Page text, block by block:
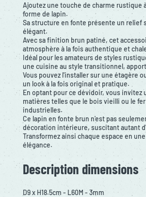
Ajoutez une touche de charme
forme de lapin.
Sa structure en fonte présente un relief
élégant.
Avec sa finition brun patiné, cet
atmosphère à la fois authentique et
Idéal pour les amateurs de styles
une cuisine au style transitionnel,
Vous pouvez l'installer sur une étagère
un look à la fois original et pratique.
En optant pour ce dévidoir, vous
matières telles que le bois vieilli ou le
industrielles.
Ce lapin en fonte brun n'est pas
décoration intérieure, suscitant autant
Transformez ainsi chaque espace en
élégance.
Description dimensions
D9 x H18.5cm - L60M - 3mm